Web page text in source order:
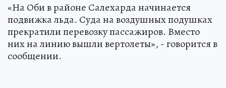
«На Оби в районе Салехарда начинается
подвижка льда. Суда на воздушных подушках
прекратили перевозку пассажиров. Вместо
них на линию вышли вертолеты», - говорится в
сообщении.